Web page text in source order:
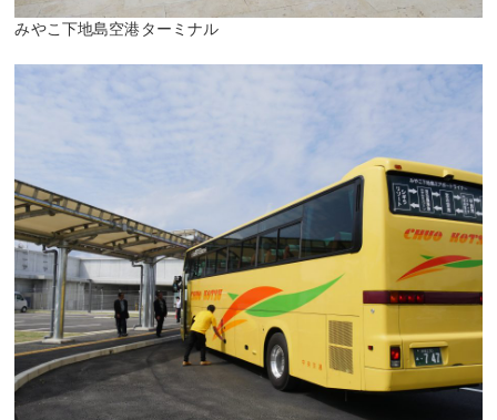
みやこ下地島空港ターミナル